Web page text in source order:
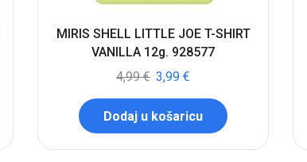
MIRIS SHELL LITTLE JOE T-SHIRT
VANILLA 12g. 928577
4,99€ 3,99 €
Dodaj u košaricu